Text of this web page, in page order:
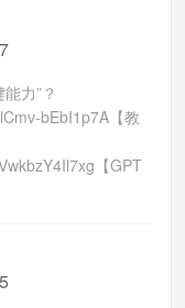
力”？
bEbI1p7A【教
【GPT